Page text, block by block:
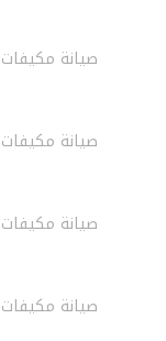
صيانة مكيفات
صيانة مكيفات
صيانة مكيفات
صيانة مكيفات